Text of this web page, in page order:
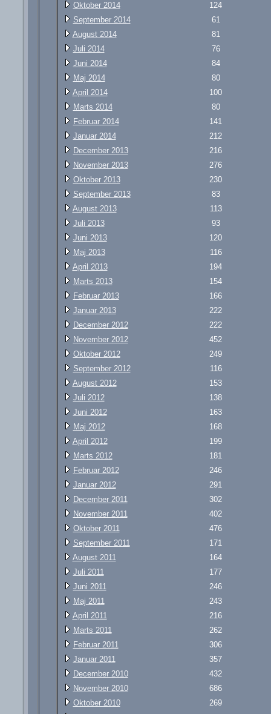
Oktober 2014
124
September 2014
61
August 2014
81
Juli 2014
76
Juni 2014
84
Maj 2014
80
April 2014
100
Marts 2014
80
Februar 2014
141
Januar 2014
212
December 2013
216
November 2013
276
Oktober 2013
230
September 2013
83
August 2013
113
Juli 2013
93
Juni 2013
120
Maj 2013
116
April 2013
194
Marts 2013
154
Februar 2013
166
Januar 2013
222
December 2012
222
November 2012
452
Oktober 2012
249
September 2012
116
August 2012
153
Juli 2012
138
Juni 2012
163
Maj 2012
168
April 2012
199
Marts 2012
181
Februar 2012
246
Januar 2012
291
December 2011
302
November 2011
402
Oktober 2011
476
September 2011
171
August 2011
164
Juli 2011
177
Juni 2011
246
Maj 2011
243
April 2011
216
Marts 2011
262
Februar 2011
306
Januar 2011
357
December 2010
432
November 2010
686
Oktober 2010
269